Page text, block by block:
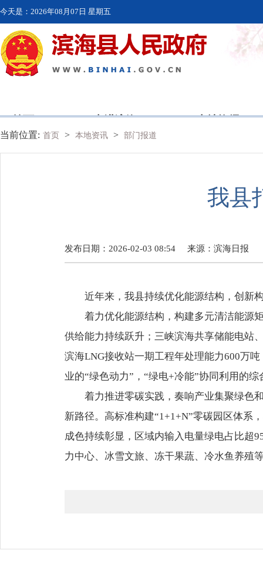
今天是： 2026年08月07日 星期五
首页 走进滨海 本地资讯
当前位置: 首页 > 本地资讯 > 部门报道
我县
发布日期：2026-02-03 08:54 来源： 滨海日报
近年来，我县持续优化能源结构，创新
着力优化能源结构，构建多元清洁能源
供给能力持续跃升；三峡滨海共享储能电站
滨海LNG接收站一期工程年处理能力600万
业的“绿色动力”，“绿电+冷能”协同利用的
着力推进零碳实践，奏响产业集聚绿色
新路径。高标准构建“1+1+N”零碳园区体系
成色持续彰显，区域内输入电量绿电占比超
力中心、冰雪文旅、冻干果蔬、冷水鱼养殖